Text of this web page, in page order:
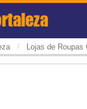
/ Lojas de Roupas